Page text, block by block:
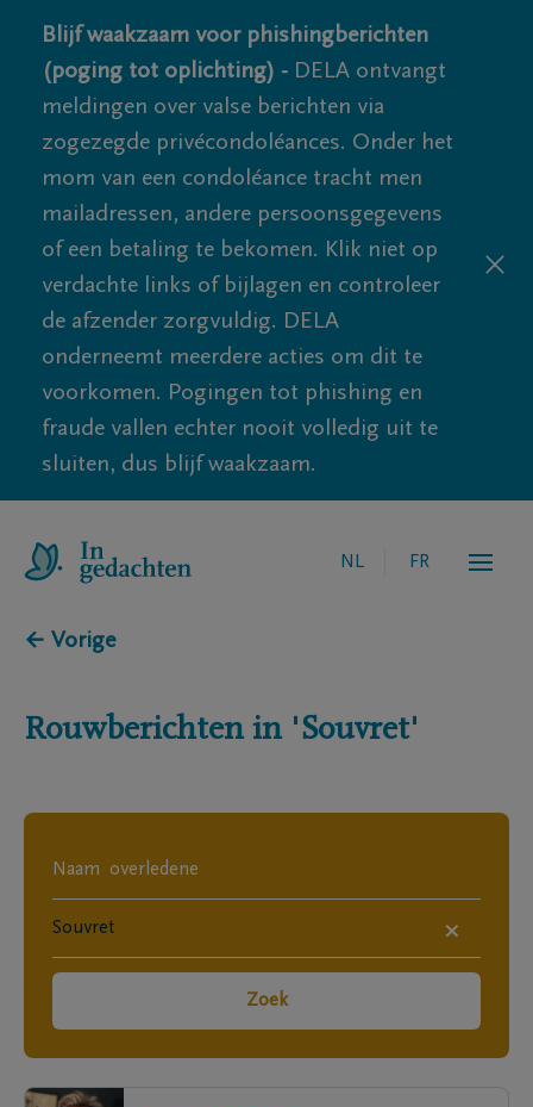
Blijf waakzaam voor phishingberichten
(poging tot oplichting) - DELA ontvangt
meldingen over valse berichten via
zogezegde privécondoléances. Onder het
mom van een condoléance tracht men
mailadressen, andere persoonsgegevens
of een betaling te bekomen. Klik niet op
verdachte links of bijlagen en controleer
de afzender zorgvuldig. DELA
onderneemt meerdere acties om dit te
voorkomen. Pogingen tot phishing en
fraude vallen echter nooit volledig uit te
sluiten, dus blijf waakzaam.
NL FR
← Vorige
Rouwberichten in 'Souvret'
×
Zoek